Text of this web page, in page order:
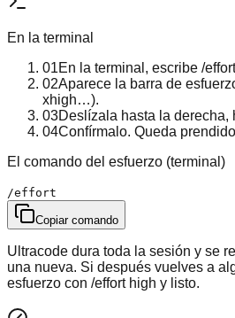
En la terminal
01En la terminal, escribe /
02Aparece la barra de
xhigh…).
03Deslízala hasta la derecha,
04Confírmalo. Queda
El comando del esfuerzo (terminal)
/effort
Copiar comando
Ultracode dura toda la sesión y se
una nueva. Si después vuelves a
esfuerzo con /effort high y listo.